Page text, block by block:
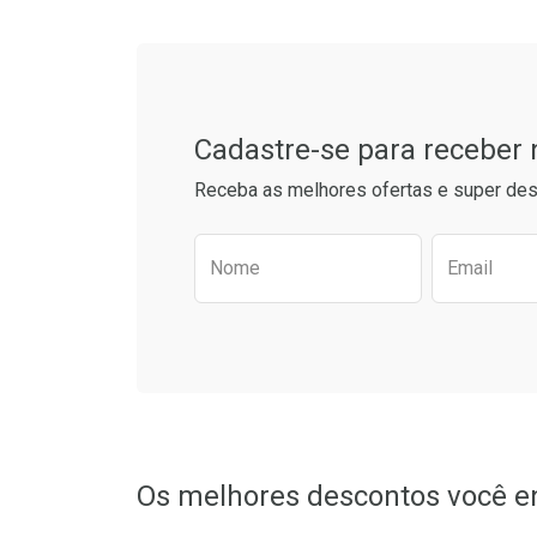
Cadastre-se para receber
Receba as melhores ofertas e super
Preencha o formulário
Nome Email
Os melhores descontos você